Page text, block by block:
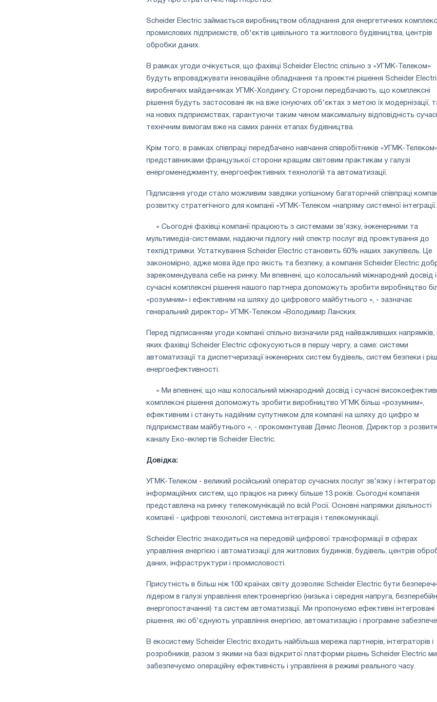
Scheider Electric займається виробництвом обладнання для енергетичних
промислових підприємств, об'єктів цивільного та житлового будівництва, центрів
обробки даних.
В рамках угоди очікується, що фахівці Scheider Electric спільно з «УГМК-Телеком»
будуть впроваджувати інноваційне обладнання та проектні рішення Scheider
виробничих майданчиках УГМК-Холдингу. Сторони передбачають, що комплексні
рішення будуть застосовані як на вже існуючих об'єктах з метою їх модернізації,
на нових підприємствах, гарантуючи таким чином максимальну відповідність
технічним вимогам вже на самих ранніх етапах будівництва.
Крім того, в рамках співпраці передбачено навчання співробітників «УГМК-
представниками французької сторони кращим світовим практикам у галузі
енергоменеджменту, енергоефективних технологій та автоматизації.
Підписання угоди стало можливим завдяки успішному багаторічній співпраці
розвитку стратегічного для компанії «УГМК-Телеком »напряму системної інтеграції.
« Сьогодні фахівці компанії працюють з системами зв'язку, інженерними та
мультимедіа-системами, надаючи підлогу ний спектр послуг від проектування до
техпідтримки. Устаткування Scheider Electric становить 60% наших закупівель. Це
закономірно, адже мова йде про якість та безпеку, а компанія Scheider Electric
зарекомендувала себе на ринку. Ми впевнені, що колосальний міжнародний досвід і
сучасні комплексні рішення нашого партнера допоможуть зробити виробництво
«розумним» і ефективним на шляху до цифрового майбутнього », - зазначає
генеральний директор« УГМК-Телеком »Володимир Ланских.
Перед підписанням угоди компанії спільно визначили ряд найважливіших напрямків,
яких фахівці Scheider Electric сфокусуються в першу чергу, а саме: системи
автоматизації та диспетчеризації інженерних систем будівель, систем безпеки і
енергоефективності.
« Ми впевнені, що наш колосальний міжнародний досвід і сучасні
комплексні рішення допоможуть зробити виробництво УГМК більш «розумним»,
ефективним і стануть надійним супутником для компанії на шляху до цифро м
підприємствам майбутнього », - прокоментував Денис Леонов, Директор з
каналу Еко-екпертів Scheider Electric.
Довідка:
УГМК-Телеком - великий російський оператор сучасних послуг зв'язку і інтегратор
інформаційних систем, що працює на ринку більше 13 років. Сьогодні компанія
представлена ​​на ринку телекомунікацій по всій Росії. Основні напрямки діяльності
компанії - цифрові технології, системна інтеграція і телекомунікації.
Scheider Electric знаходиться на передовій цифрової трансформації в сферах
управління енергією і автоматизації для житлових будинків, будівель, центрів
даних, інфраструктури і промисловості.
Присутність в більш ніж 100 країнах світу дозволяє Scheider Electric бути
лідером в галузі управління електроенергією (низька і середня напруга,
енергопостачання) та систем автоматизації. Ми пропонуємо ефективні інтегровані
рішення, які об'єднують управління енергією, автоматизацію і програмне
В екосистему Scheider Electric входить найбільша мережа партнерів, інтеграторів і
розробників, разом з якими на базі відкритої платформи рішень Scheider Electric ми
забезпечуємо операційну ефективність і управління в режимі реального часу.